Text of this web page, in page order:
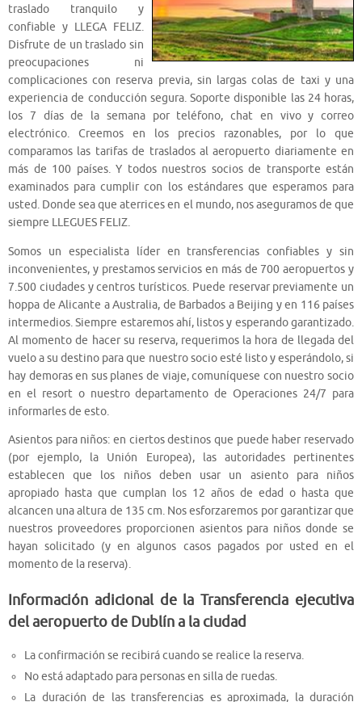
traslado tranquilo y
confiable y LLEGA FELIZ.
Disfrute de un traslado sin
preocupaciones ni
complicaciones con reserva previa, sin largas colas de taxi y una
experiencia de conducción segura. Soporte disponible las 24 horas,
los 7 días de la semana por teléfono, chat en vivo y correo
electrónico. Creemos en los precios razonables, por lo que
comparamos las tarifas de traslados al aeropuerto diariamente en
más de 100 países. Y todos nuestros socios de transporte están
examinados para cumplir con los estándares que esperamos para
usted. Donde sea que aterrices en el mundo, nos aseguramos de que
siempre LLEGUES FELIZ.
Somos un especialista líder en transferencias confiables y sin
inconvenientes, y prestamos servicios en más de 700 aeropuertos y
7.500 ciudades y centros turísticos. Puede reservar previamente un
hoppa de Alicante a Australia, de Barbados a Beijing y en 116 países
intermedios. Siempre estaremos ahí, listos y esperando garantizado.
Al momento de hacer su reserva, requerimos la hora de llegada del
vuelo a su destino para que nuestro socio esté listo y esperándolo, si
hay demoras en sus planes de viaje, comuníquese con nuestro socio
en el resort o nuestro departamento de Operaciones 24/7 para
informarles de esto.
Asientos para niños: en ciertos destinos que puede haber reservado
(por ejemplo, la Unión Europea), las autoridades pertinentes
establecen que los niños deben usar un asiento para niños
apropiado hasta que cumplan los 12 años de edad o hasta que
alcancen una altura de 135 cm. Nos esforzaremos por garantizar que
nuestros proveedores proporcionen asientos para niños donde se
hayan solicitado (y en algunos casos pagados por usted en el
momento de la reserva).
Información adicional de la Transferencia ejecutiva
del aeropuerto de Dublín a la ciudad
La confirmación se recibirá cuando se realice la reserva.
No está adaptado para personas en silla de ruedas.
La duración de las transferencias es aproximada, la duración